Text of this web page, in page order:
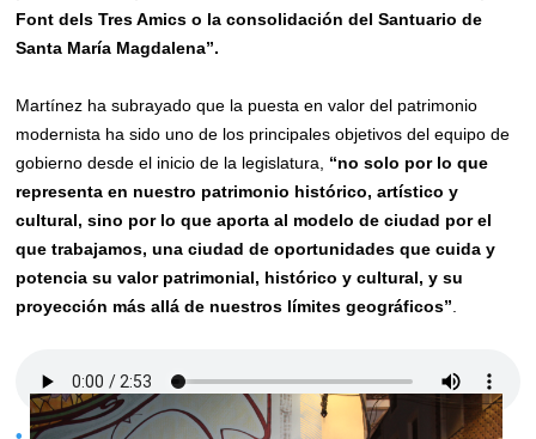
Font dels Tres Amics o la consolidación del Santuario de
Santa María Magdalena”.
Martínez ha subrayado que la puesta en valor del patrimonio
modernista ha sido uno de los principales objetivos del equipo de
gobierno desde el inicio de la legislatura, “no solo por lo que
representa en nuestro patrimonio histórico, artístico y
cultural, sino por lo que aporta al modelo de ciudad por el
que trabajamos, una ciudad de oportunidades que cuida y
potencia su valor patrimonial, histórico y cultural, y su
proyección más allá de nuestros límites geográficos”